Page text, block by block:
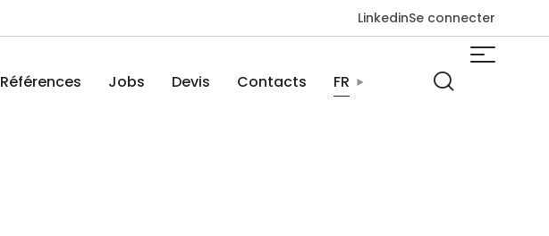
LinkedinSe connecter
Références Jobs Devis Contacts FR